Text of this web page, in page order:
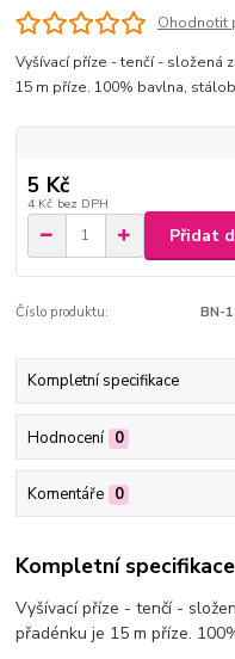
Ohodnotit
Vyšívací příze - tenčí - složená
15 m příze. 100% bavlna,
5 Kč
4 Kč bez DPH
Přidat
Číslo produktu: BN-
Kompletní specifikace
Hodnocení 0
Komentáře 0
Kompletní specifikace
Vyšívací příze - tenčí -
přadénku je 15 m příze.